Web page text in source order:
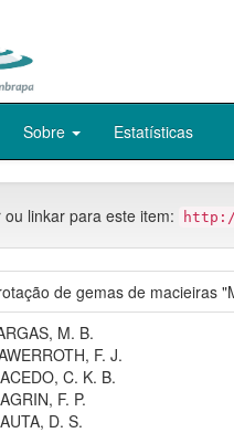
Sobre Estatísticas
linkar para este item:
de gemas de macieiras
M. B.
F. J.
C. K. B.
F. P.
D. S.